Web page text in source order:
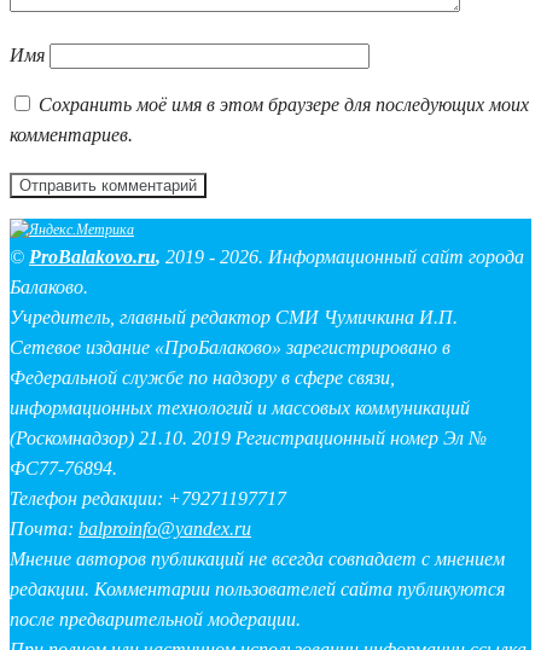
Имя
Сохранить моё имя в этом браузере для последующих моих
комментариев.
© ProBalakovo.ru, 2019 - 2026. Информационный сайт города
Балаково.
Учредитель, главный редактор СМИ Чумичкина И.П.
Сетевое издание «ПроБалаково» зарегистрировано в
Федеральной службе по надзору в сфере связи,
информационных технологий и массовых коммуникаций
(Роскомнадзор) 21.10. 2019 Регистрационный номер Эл №
ФС77-76894.
Телефон редакции: +79271197717
Почта: balproinfo@yandex.ru
Мнение авторов публикаций не всегда совпадает с мнением
редакции. Комментарии пользователей сайта публикуются
после предварительной модерации.